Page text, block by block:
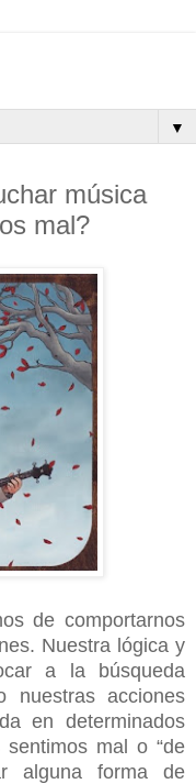
▼
música
mal?
de comportarnos
Nuestra lógica y
a la búsqueda
nuestras acciones
en determinados
mal o “de
alguna forma de